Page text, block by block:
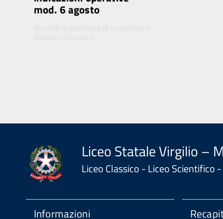
mod. 6 agosto
Liceo Statale Virgilio –
Liceo Classico - Liceo Scientifico
Informazioni